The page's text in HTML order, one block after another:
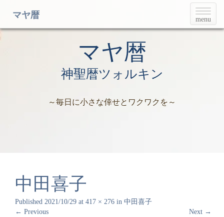
T
o
g
menu
マヤ暦
マヤ暦
神聖暦ツォルキン
～毎日に小さな倖せとワクワクを～
中田喜子
Published 2021/10/29 at 417 × 276 in 中田喜子
← Previous Next →